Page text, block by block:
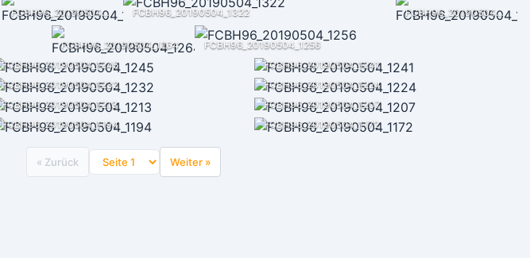
FCBH96_20190504_1358 FCBH96_20190504_1322 FCBH96_20190504_1302
FCBH96_20190504_1264
FCBH96_20190504_1256
FCBH96_20190504_1245
FCBH96_20190504_1241
FCBH96_20190504_1232
FCBH96_20190504_1224
FCBH96_20190504_1213
FCBH96_20190504_1207
FCBH96_20190504_1194 FCBH96_20190504_1172
« Zurück Weiter »